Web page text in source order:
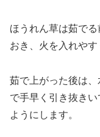
ほうれん草は茹で
おき、火を入れやす
茹で上がった後は
で手早く引き抜き
ようにします。